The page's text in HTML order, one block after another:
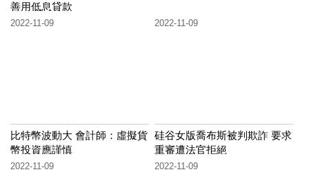
善用低息貸款
2022-11-09 2022-11-09
比特幣波動大 會計師：虛擬貨
幣投資應謹慎
2022-11-09
硅谷女版喬布斯被判欺詐 要求
重審遭法官拒絕
2022-11-09